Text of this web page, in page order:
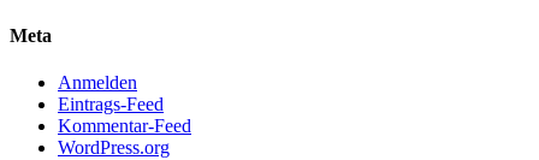
Meta
Anmelden
Eintrags-Feed
Kommentar-Feed
WordPress.org